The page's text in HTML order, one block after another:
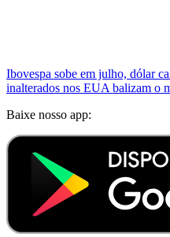
Ibovespa sobe em julho, dólar
inalterados nos EUA balizam o
Baixe nosso app: